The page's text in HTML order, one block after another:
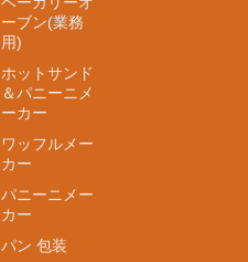
ーブン(業務
用)
ホットサンド
＆パニーニメ
ーカー
ワッフルメー
カー
パニーニメー
カー
パン 包装